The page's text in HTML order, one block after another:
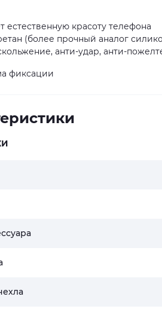
естественную красоту телефона
(более прочный аналог
анти-удар, анти-
фиксации